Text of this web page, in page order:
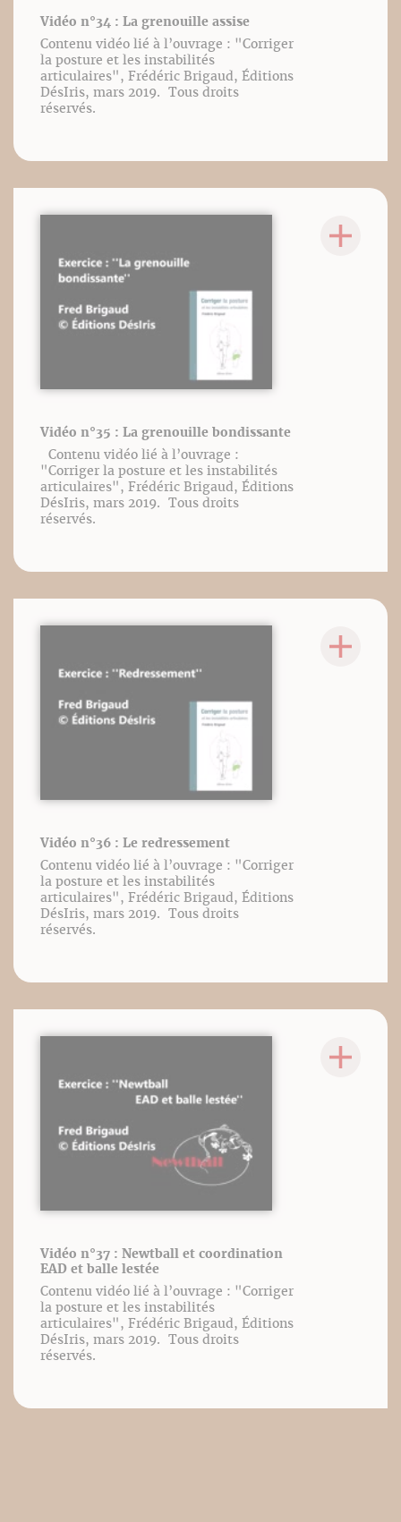
Vidéo n°34 : La grenouille assise
Contenu vidéo lié à l’ouvrage : "Corriger
la posture et les instabilités
articulaires", Frédéric Brigaud, Éditions
DésIris, mars 2019. Tous droits
réservés.
Vidéo n°35 : La grenouille bondissante
Contenu vidéo lié à l’ouvrage :
"Corriger la posture et les instabilités
articulaires", Frédéric Brigaud, Éditions
DésIris, mars 2019. Tous droits
réservés.
Vidéo n°36 : Le redressement
Contenu vidéo lié à l’ouvrage : "Corriger
la posture et les instabilités
articulaires", Frédéric Brigaud, Éditions
DésIris, mars 2019. Tous droits
réservés.
Vidéo n°37 : Newtball et coordination
EAD et balle lestée
Contenu vidéo lié à l’ouvrage : "Corriger
la posture et les instabilités
articulaires", Frédéric Brigaud, Éditions
DésIris, mars 2019. Tous droits
réservés.